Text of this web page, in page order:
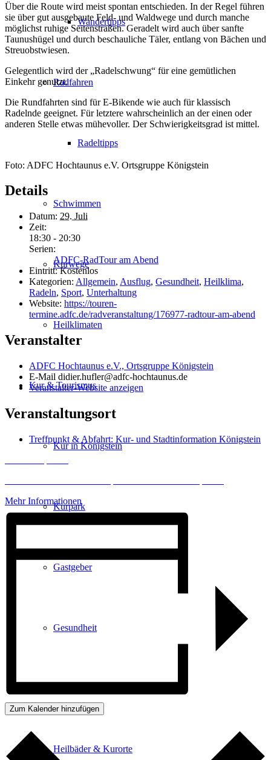
Wandertipps
Radfahren
Radeltipps
Schwimmen
Kurwege
Heilklimaten
Kur & Tourismus
Kur in Königstein
Kurpark
Gastgeber
Gesundheit
Heilbäder & Kurorte
Über die Route wird meist spontan entschieden. In der Regel führen
sie über gut ausgebaute Feld- und Waldwege und durch manche
möglichst ruhige Seitenstraßen. Geradelt wird auch über sanfte
Taunushügel und durch beschauliche Täler, entlang von Bächen und
Streuobstwiesen.
Gelegentlich wird der „Radelschwung“ für eine gemütlichen
Einkehr genutzt.
Die Rundfahrten sind für E-Bikende wie auch für klassisch
Radelnde geeignet. Für letztere wahrscheinlich an der einen oder
anderen Stelle etwas mühevoller. Der Schwierigkeitsgrad ist mittel.
Foto: ADFC Hochtaunus e.V. Ortsgruppe Königstein
Details
Datum: 29. Juli
Zeit:
18:30 - 20:30
Serien:
ADFC-RadTour am Abend
Eintritt: Kostenlos
Kategorien: Allgemein, Ausflug, Gesundheit, Heilklima,
Radeln, Sport, Unterhaltung
Website: https://touren-
termine.adfc.de/radveranstaltung/176977-radtour-am-abend
Veranstalter
ADFC Hochtaunus e.V., Ortsgruppe Königstein
E-Mail didier.hufler@adfc-hochtaunus.de
Veranstalter-Website anzeigen
Veranstaltungsort
Treffpunkt & Abfahrt: Kur- und Stadtinformation Königstein
Mehr Informationen
Zum Kalender hinzufügen